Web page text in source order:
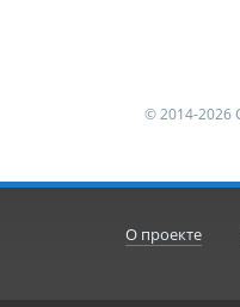
© 2014-2026
О проекте